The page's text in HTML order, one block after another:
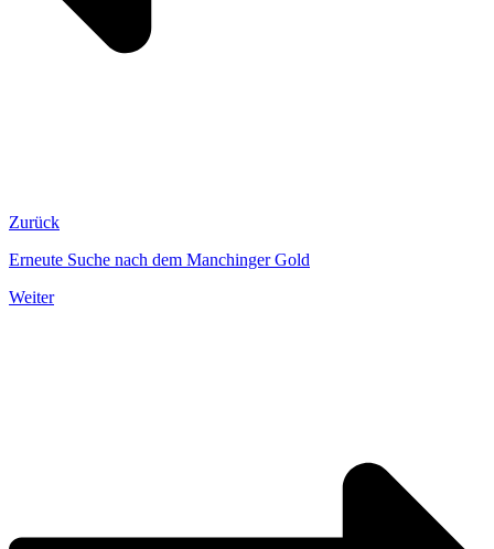
Zurück
Erneute Suche nach dem Manchinger Gold
Weiter